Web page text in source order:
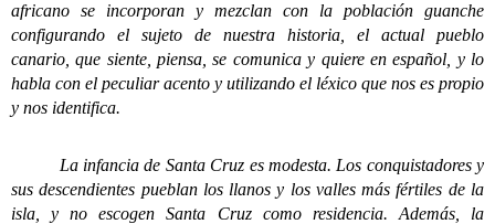
africano se incorporan y mezclan con la población guanche
configurando el sujeto de nuestra historia, el actual pueblo
canario, que siente, piensa, se comunica y quiere en español, y lo
habla con el peculiar acento y utilizando el léxico que nos es propio
y nos identifica.
La infancia de Santa Cruz es modesta. Los conquistadores y
sus descendientes pueblan los llanos y los valles más fértiles de la
isla, y no escogen Santa Cruz como residencia. Además, la